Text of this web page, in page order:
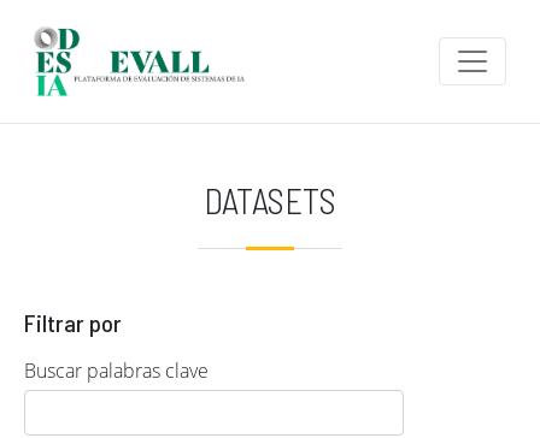
DATASETS
Filtrar por
Buscar palabras clave